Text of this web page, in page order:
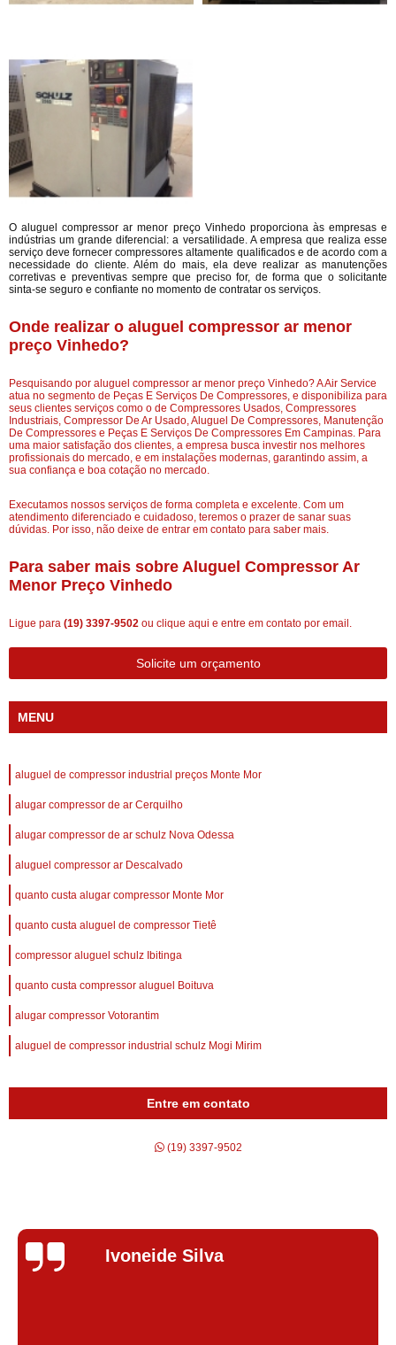
O aluguel compressor ar menor preço Vinhedo proporciona às empresas e
indústrias um grande diferencial: a versatilidade. A empresa que realiza esse
serviço deve fornecer compressores altamente qualificados e de acordo com a
necessidade do cliente. Além do mais, ela deve realizar as manutenções
corretivas e preventivas sempre que preciso for, de forma que o solicitante
sinta-se seguro e confiante no momento de contratar os serviços.
Onde realizar o aluguel compressor ar menor
preço Vinhedo?
Pesquisando por aluguel compressor ar menor preço Vinhedo? A Air Service
atua no segmento de Peças E Serviços De Compressores, e disponibiliza para
seus clientes serviços como o de Compressores Usados, Compressores
Industriais, Compressor De Ar Usado, Aluguel De Compressores, Manutenção
De Compressores e Peças E Serviços De Compressores Em Campinas. Para
uma maior satisfação dos clientes, a empresa busca investir nos melhores
profissionais do mercado, e em instalações modernas, garantindo assim, a
sua confiança e boa cotação no mercado.
Executamos nossos serviços de forma completa e excelente. Com um
atendimento diferenciado e cuidadoso, teremos o prazer de sanar suas
dúvidas. Por isso, não deixe de entrar em contato para saber mais.
Para saber mais sobre Aluguel Compressor Ar
Menor Preço Vinhedo
Ligue para (19) 3397-9502 ou clique aqui e entre em contato por email.
Solicite um orçamento
MENU
aluguel de compressor industrial preços Monte Mor
alugar compressor de ar Cerquilho
alugar compressor de ar schulz Nova Odessa
aluguel compressor ar Descalvado
quanto custa alugar compressor Monte Mor
quanto custa aluguel de compressor Tietê
compressor aluguel schulz Ibitinga
quanto custa compressor aluguel Boituva
alugar compressor Votorantim
aluguel de compressor industrial schulz Mogi Mirim
Entre em contato
(19) 3397-9502
Silvana Alves